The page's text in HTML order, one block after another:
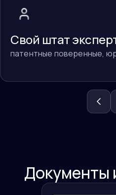
Свой штат
патентные поверенные,
Документы